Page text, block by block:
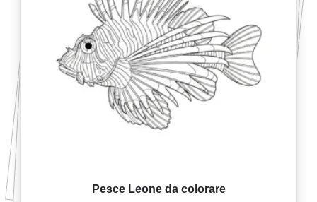
Pesce Leone da colorare